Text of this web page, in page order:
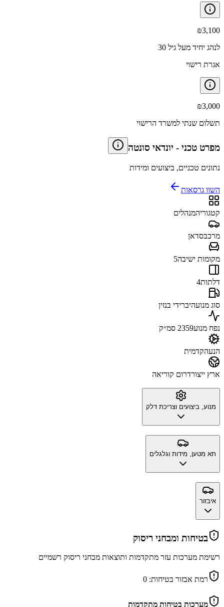
₪3,100
לנהג יחיד מעל גיל 30
אגרת רישוי
₪3,000
תשלום שנתי למשרד הרישוי
מפרט טכני - יונדאי סונטה
נתונים טכניים, ביצועים ומידות
השוו גרסאות
קטגוריהמנהלים
מרכבסדאן
מקומות ישיבה5
דלתות4
סוג מנועהיברידי בנזין
נפח מנוע2359 סמ״ק
הנעהקדמית
ארץ ייצורדרום קוריאה
מנוע, ביצועים וצריכת דלק
תא מטען, מידות וגלגלים
איבזור
בטיחות ומבחני ריסוק
רשימת מערכות עזר מתקדמות ותוצאות מבחני ריסוק רשמיים
רמת אבזור בטיחות: 0
מערכות בטיחות מתקדמות